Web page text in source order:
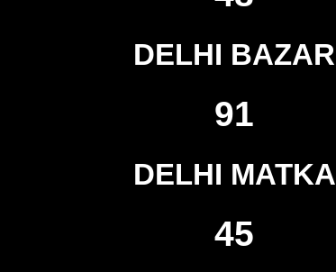
DELHI BAZAR
91
DELHI MATKA
45